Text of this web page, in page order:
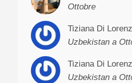
Ottobre
Tiziana Di
Uzbekistan a
Tiziana Di
Uzbekistan a